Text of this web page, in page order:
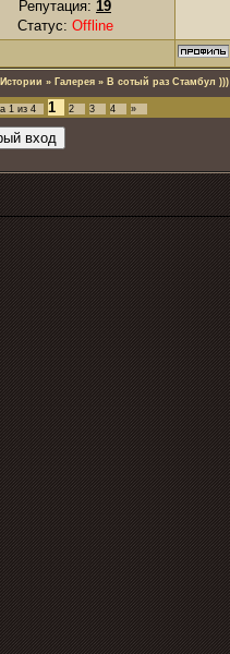
Репутация: 19
Статус: Offline
Истории » Галерея » В сотый раз Стамбул )))
1 из 4 1 2 3 4 »